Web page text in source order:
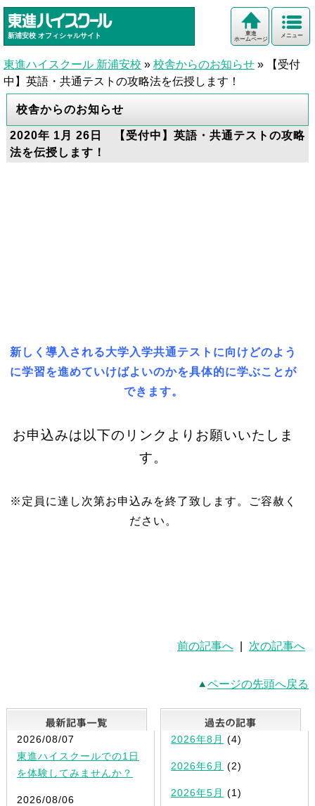
新浦安校 オフィシャルサイト メニュー
東進
ホームページ
東進ハイスクール 新浦安校 » 校舎からのお知らせ »
【受付
中】英語・共通テストの攻略法を伝授します！
校舎からのお知らせ
2020年 1月 26日 【受付中】英語・共通テストの攻略
法を伝授します！
新しく導入される大学入学共通テストに向けどのよう
に学習を進めていけばよいのかを具体的に学ぶことが
できます。
お申込みは以下のリンクよりお願いいたしま
す。
※定員に達し次第お申込みを終了致します。ご容赦く
ださい。
前の記事へ 次の記事へ
ページの先頭へ戻る
最新記事一覧
2026/08/07
東進ハイスクールでの1日
を体験してみませんか？
2026/08/06
2026年8月 (4)
2026年6月 (2)
2026年5月 (1)